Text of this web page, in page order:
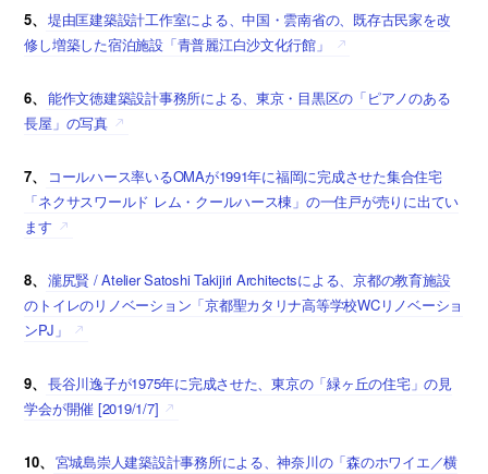
5、
堤由匡建築設計工作室による、中国・雲南省の、既存古民家を改
修し増築した宿泊施設「青普麗江白沙文化行館」
6、
能作文徳建築設計事務所による、東京・目黒区の「ピアノのある
長屋」の写真
7、
コールハース率いるOMAが1991年に福岡に完成させた集合住宅
「ネクサスワールド レム・クールハース棟」の一住戸が売りに出てい
ます
8、
瀧尻賢 / Atelier Satoshi Takijiri Architectsによる、京都の教育施設
のトイレのリノベーション「京都聖カタリナ高等学校WCリノベーショ
ンPJ」
9、
長谷川逸子が1975年に完成させた、東京の「緑ヶ丘の住宅」の見
学会が開催 [2019/1/7]
10、
宮城島崇人建築設計事務所による、神奈川の「森のホワイエ／横